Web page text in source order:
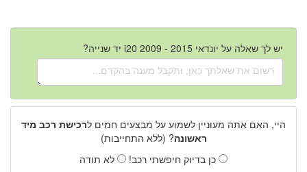
יש לך שאלה על יונדאי i20 2009 - 2015 יד שנייה?
היי, האם אתה מעוניין לשמוע על מבצעים חמים לרכישת רכב מיד
ראשונה? (ללא התחייבות)
כן בדיוק חיפשתי רכב!
לא תודה